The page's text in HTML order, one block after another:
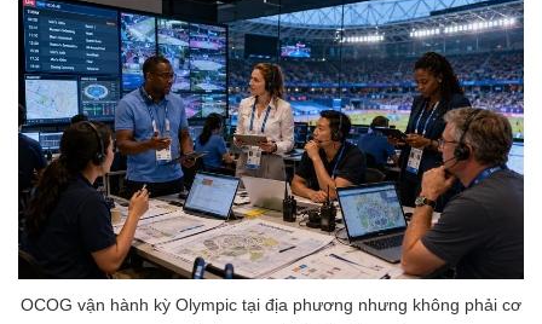
OCOG vận hành kỳ Olympic tại địa phương nhưng không phải cơ